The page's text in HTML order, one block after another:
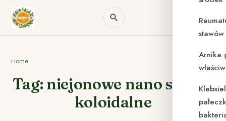
Arnika
Home
Tag: niejonowe nano srebro
koloidalne